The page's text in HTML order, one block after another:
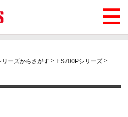
リーズからさがす > FS700Pシリーズ >